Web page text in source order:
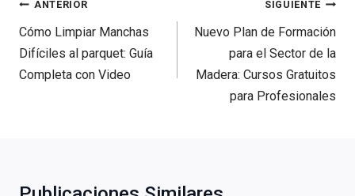
de
entradas
ANTERIOR
Cómo Limpiar Manchas
Difíciles al parquet: Guía
Completa con Video
SIGUIENTE
Nuevo Plan de Formación
para el Sector de la
Madera: Cursos Gratuitos
para Profesionales